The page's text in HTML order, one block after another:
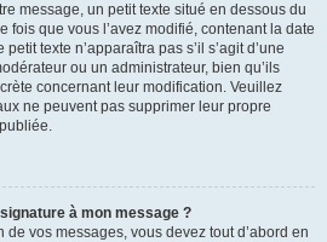
message, un petit texte situé en dessous du
fois que vous l’avez modifié, contenant la date
texte n’apparaîtra pas s’il s’agit d’une
ou un administrateur, bien qu’ils
concernant leur modification. Veuillez
ne peuvent pas supprimer leur propre
à mon message ?
vos messages, vous devez tout d’abord en